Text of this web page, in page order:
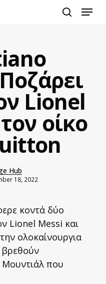
Menu
Lionel
οίκο
Hub
18, 2022
κοντά δύο
Lionel Messi και
ολοκαίνουργια
βρεθούν
που